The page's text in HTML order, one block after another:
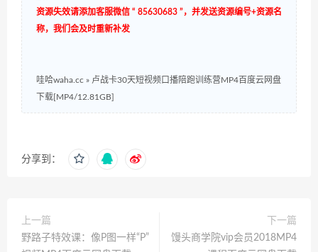
资源失效请添加客服微信 “ 85630683 ”，并发送资源编号+资源名
称，我们会及时重新补发
哇哈waha.cc » 卢战卡30天短视频口播陪跑训练营MP4百度云网盘
下载[MP4/12.81GB]
分享到：
上一篇
野路子特效课：像P图一样“P”
下一篇
馒头商学院vip会员2018MP4